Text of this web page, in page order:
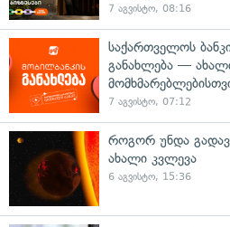
7 აგვისტო, 08:16
საქართველოს
განახლება —
7 აგვისტო, 07:12
როგორ უნდა
ახალი კვლევა
6 აგვისტო, 15:36